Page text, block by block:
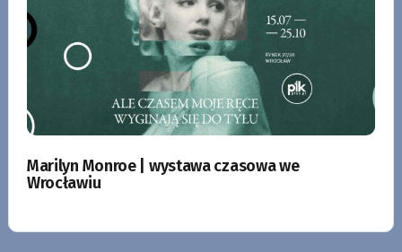
Marilyn Monroe | wystawa czasowa we
Wrocławiu